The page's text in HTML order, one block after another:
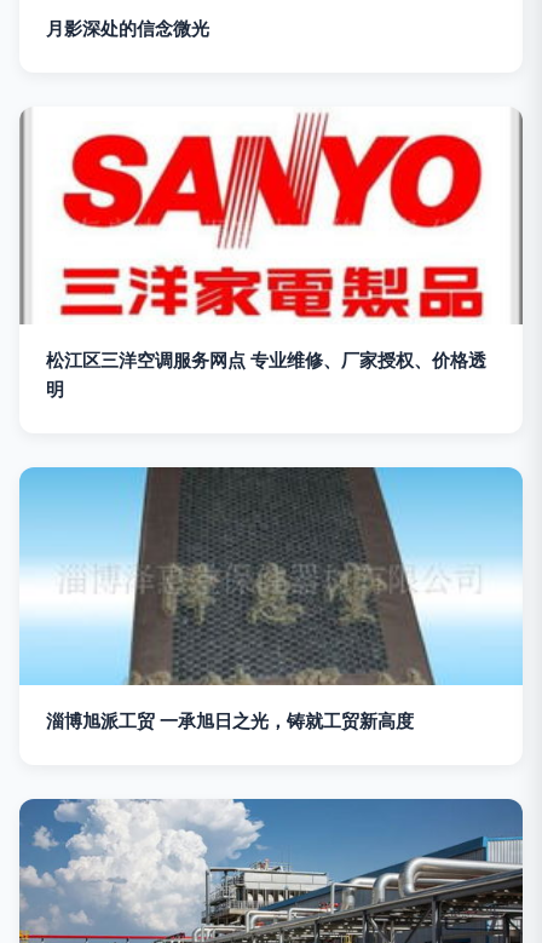
月影深处的信念微光
松江区三洋空调服务网点 专业维修、厂家授权、价格透
明
淄博旭派工贸 一承旭日之光，铸就工贸新高度